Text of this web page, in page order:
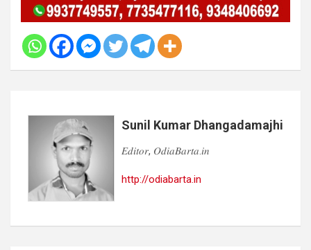
Sunil Kumar Dhangadamajhi
𝐸𝑑𝑖𝑡𝑜𝑟, 𝑂𝑑𝑖𝑎𝐵𝑎𝑟𝑡𝑎.𝑖𝑛
http://odiabarta.in